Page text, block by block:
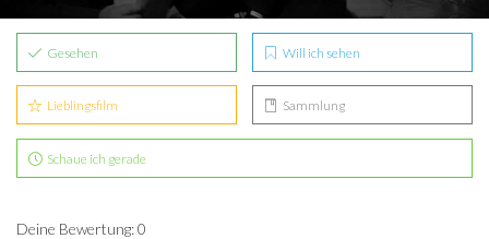
Gesehen Will ich sehen
Lieblingsfilm Sammlung
Schaue ich gerade
Deine Bewertung: 0